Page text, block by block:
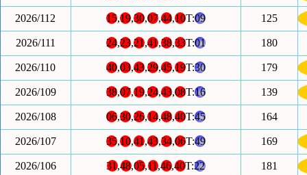
2026/112 15,19,30,07,44,10T:09 125
2026/111 24,23,21,41,38,33T:01 180
2026/110 40,03,43,29,45,19T:30 179
2026/109 38,07,19,24,43,08T:16 139
2026/108 06,30,26,14,48,40T:45 164
2026/107 35,10,41,43,34,06T:49 169
2026/106 31,48,05,11,46,40T:22 181